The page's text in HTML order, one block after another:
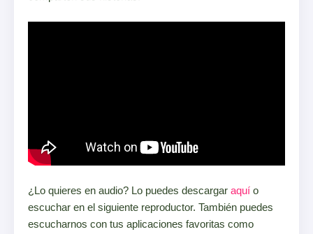
¿Lo quieres en audio? Lo puedes descargar aquí o
escuchar en el siguiente reproductor. También puedes
escucharnos con tus aplicaciones favoritas como